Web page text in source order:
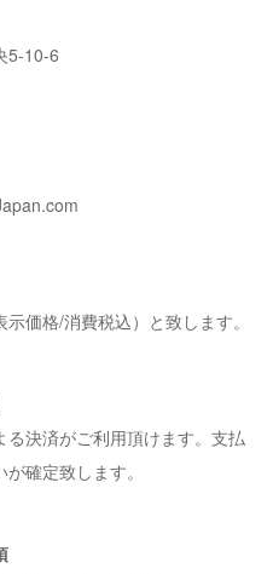
5-10-6
価格/消費税込）と致します。
決済がご利用頂けます。支払
確定致します。